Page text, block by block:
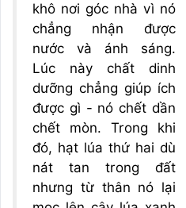
khô nơi góc nhà vì nó
chẳng nhận được
nước và ánh sáng.
Lúc này chất dinh
dưỡng chẳng giúp ích
được gì - nó chết dần
chết mòn. Trong khi
đó, hạt lúa thứ hai dù
nát tan trong đất
nhưng từ thân nó lại